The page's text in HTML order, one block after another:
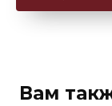
Вам